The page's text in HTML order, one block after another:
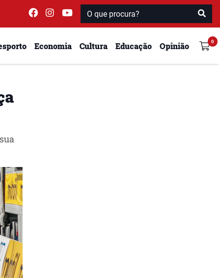
Economia Cultura Educação Opinião